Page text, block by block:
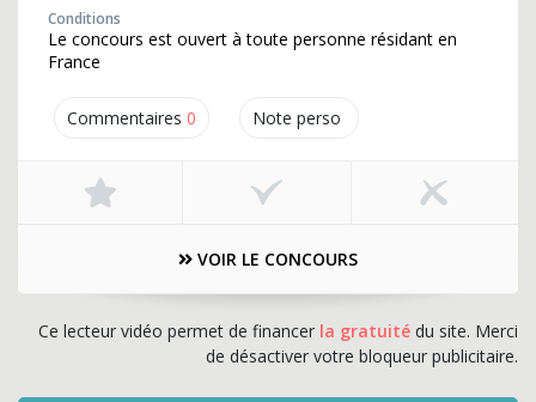
Commentaires 0 Note perso
Conditions
Le concours est ouvert à toute personne résidant en
France
VOIR LE CONCOURS
Ce lecteur vidéo permet de financer la gratuité du site. Merci
de désactiver votre bloqueur publicitaire.